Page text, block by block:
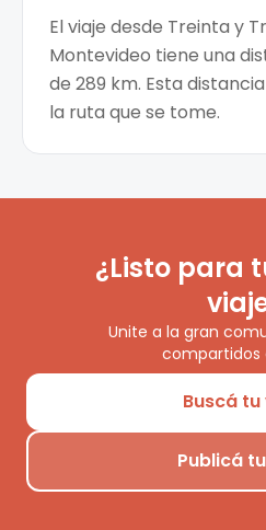
El viaje desde Treinta y
Montevideo tiene una
de 289 km. Esta
la ruta que se tome.
¿Listo para
Unite a la gran
compartidos
Buscá
Publicá